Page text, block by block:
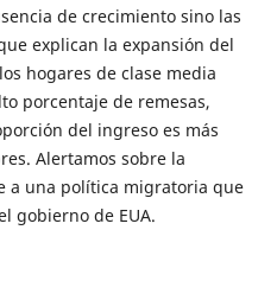
de crecimiento sino las
explican la expansión del
hogares de clase media
porcentaje de remesas,
del ingreso es más
Alertamos sobre la
a una política migratoria que
gobierno de EUA.